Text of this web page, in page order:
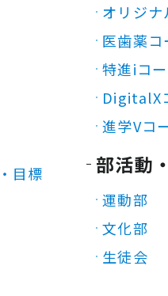
目標
オリジ
医歯薬コ
特進iコ
DigitalX
進学Vコ
部活動
運動部
文化部
生徒会